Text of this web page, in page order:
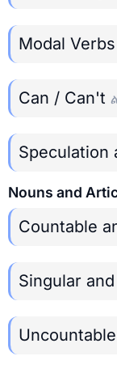
Modal Verbs
Can / Can't
Speculation
Nouns and
Countable
Singular